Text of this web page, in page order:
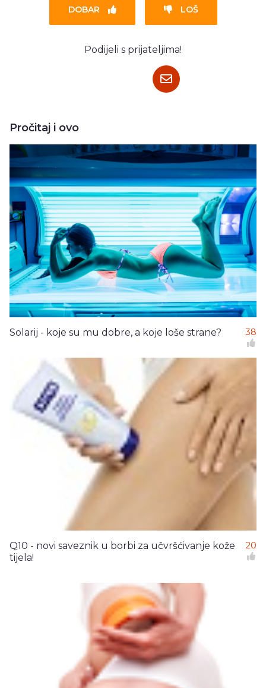
DOBAR LOŠ
Podijeli s prijateljima!
Pročitaj i ovo
Solarij - koje su mu dobre, a koje loše strane? 38
Q10 - novi saveznik u borbi za učvršćivanje kože
tijela!
20